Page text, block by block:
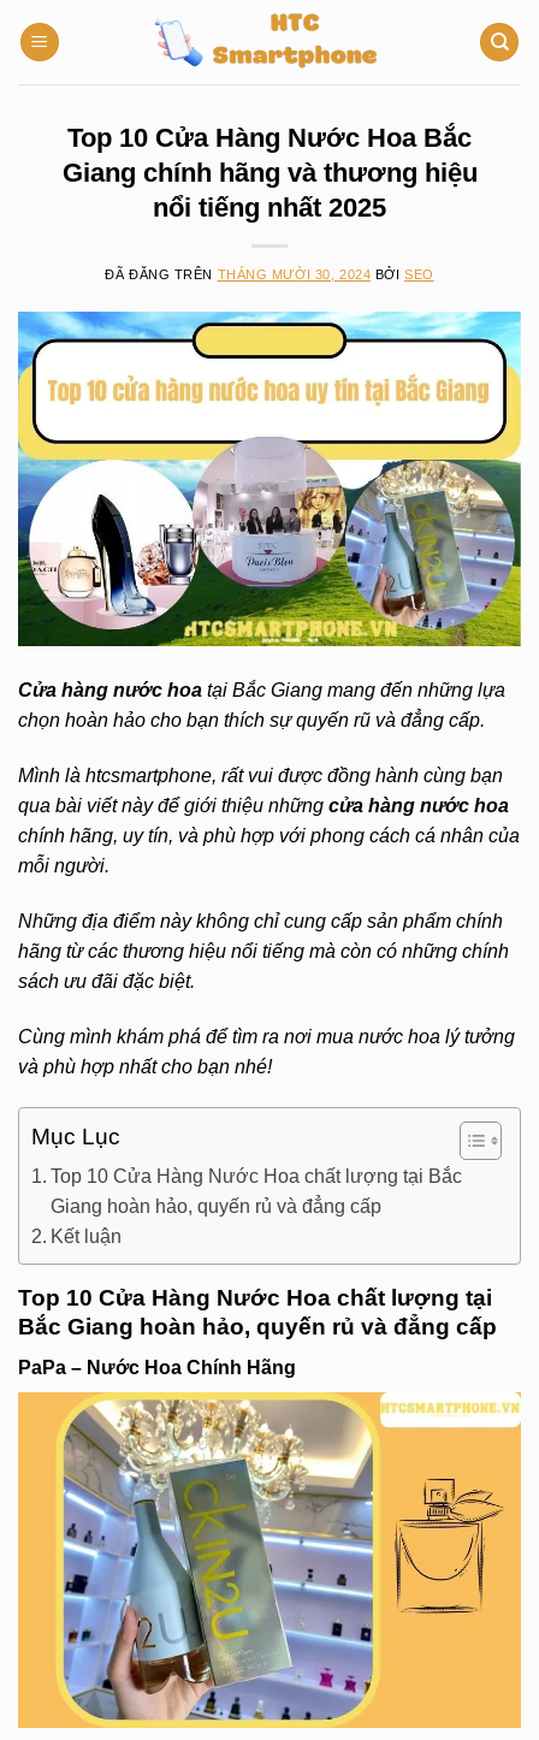
đến
Top 10 Cửa Hàng Nước Hoa Bắc
Giang chính hãng và thương hiệu
nổi tiếng nhất 2025
ĐÃ ĐĂNG TRÊN THÁNG MƯỜI 30, 2024 BỞISEO
Cửa hàng nước hoa tại Bắc Giang mang đến những lựa
chọn hoàn hảo cho bạn thích sự quyến rũ và đẳng cấp.
Mình là htcsmartphone, rất vui được đồng hành cùng bạn
qua bài viết này để giới thiệu những cửa hàng nước hoa
chính hãng, uy tín, và phù hợp với phong cách cá nhân của
mỗi người.
Những địa điểm này không chỉ cung cấp sản phẩm chính
hãng từ các thương hiệu nổi tiếng mà còn có những chính
sách ưu đãi đặc biệt.
Cùng mình khám phá để tìm ra nơi mua nước hoa lý tưởng
và phù hợp nhất cho bạn nhé!
Mục Lục
Top 10 Cửa Hàng Nước Hoa chất lượng tại Bắc
Giang hoàn hảo, quyến rủ và đẳng cấp
Kết luận
Top 10 Cửa Hàng Nước Hoa chất lượng tại
Bắc Giang hoàn hảo, quyến rủ và đẳng cấp
PaPa – Nước Hoa Chính Hãng